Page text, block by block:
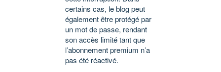
certains cas, le blog peut
également être protégé par
un mot de passe, rendant
son accès limité tant que
l’abonnement premium n’a
pas été réactivé.